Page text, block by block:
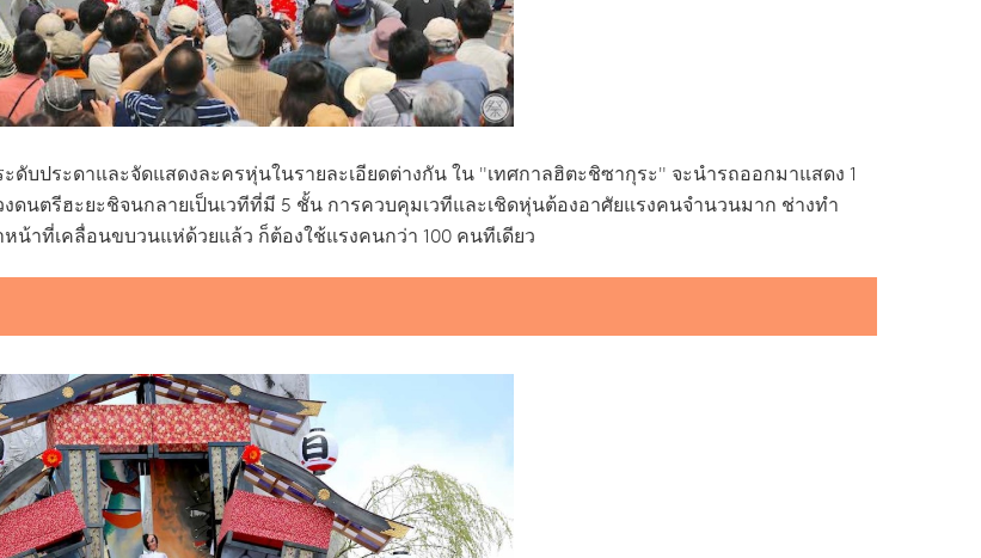
บประดาและจัดแสดงละครหุ่นในรายละเอียดต่างกัน ใน "เทศกาลฮิตะชิซากุระ" จะนำรถออกมาแสดง 1
ดนตรีฮะยะชิจนกลายเป็นเวทีที่มี 5 ชั้น การควบคุมเวทีและเชิดหุ่นต้องอาศัยแรงคนจำนวนมาก ช่างทำ
าที่เคลื่อนขบวนแห่ด้วยแล้ว ก็ต้องใช้แรงคนกว่า 100 คนทีเดียว